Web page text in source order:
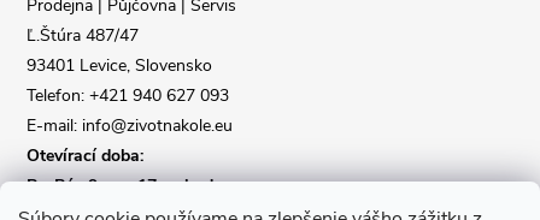
Prodejna | Půjčovna | Servis
Ľ.Štúra 487/47
93401 Levice, Slovensko
Telefon: +421 940 627 093
E-mail: info@zivotnakole.eu
Otevírací doba:
Po-Pá : 9,oo - 17,oo hod